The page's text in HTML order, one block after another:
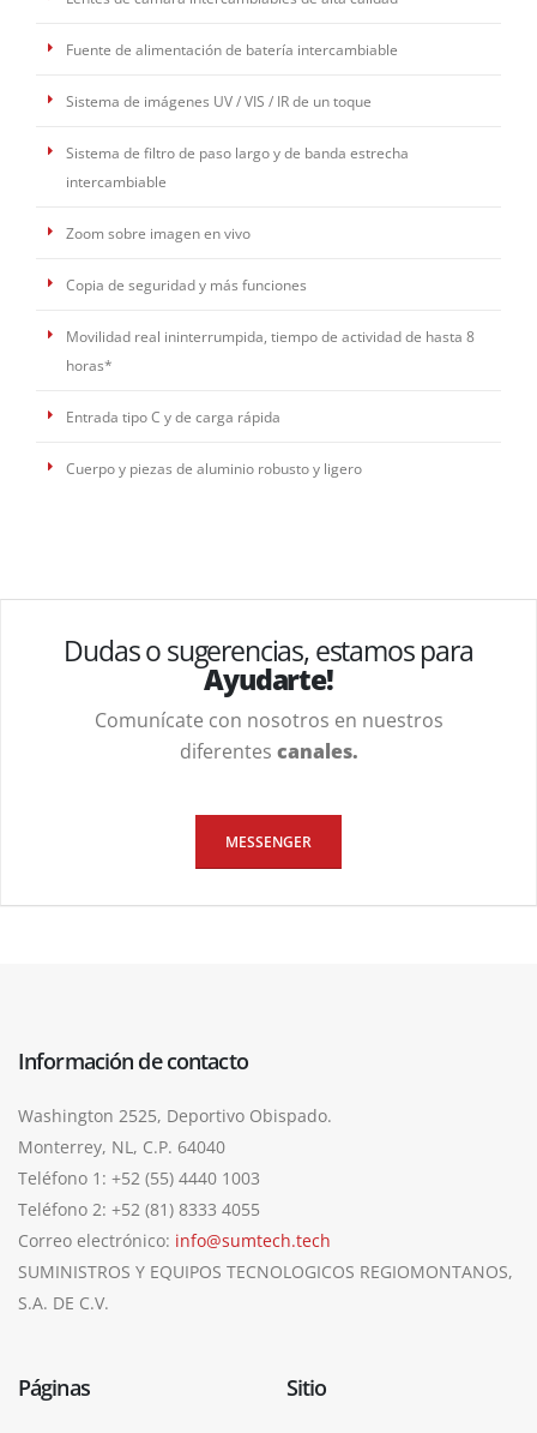
Fuente de alimentación de batería intercambiable
Sistema de imágenes UV / VIS / IR de un toque
Sistema de filtro de paso largo y de banda estrecha
intercambiable
Zoom sobre imagen en vivo
Copia de seguridad y más funciones
Movilidad real ininterrumpida, tiempo de actividad de hasta 8
horas*
Entrada tipo C y de carga rápida
Cuerpo y piezas de aluminio robusto y ligero
Dudas o sugerencias, estamos para
Ayudarte!
Comunícate con nosotros en nuestros
diferentes canales.
MESSENGER
Información de contacto
Washington 2525, Deportivo Obispado.
Monterrey, NL, C.P. 64040
Teléfono 1: +52 (55) 4440 1003
Teléfono 2: +52 (81) 8333 4055
Correo electrónico: info@sumtech.tech
SUMINISTROS Y EQUIPOS TECNOLOGICOS REGIOMONTANOS,
S.A. DE C.V.
Páginas Sitio